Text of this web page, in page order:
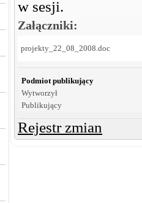
w sesji.
Załączniki:
projekty_22_08_2008.doc
Podmiot publikujący
Wytworzył
Publikujący
Rejestr zmian